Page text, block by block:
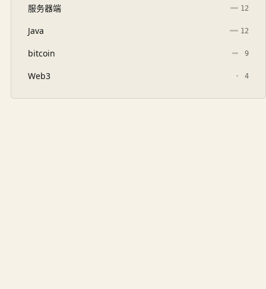
服务器端 12
Java 12
bitcoin 9
Web3 4